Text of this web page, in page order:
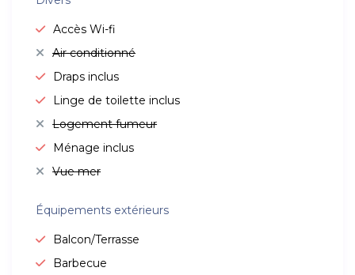
Accès Wi-fi
Air conditionné
Draps inclus
Linge de toilette inclus
Logement fumeur
Ménage inclus
Vue mer
Équipements extérieurs
Balcon/Terrasse
Barbecue